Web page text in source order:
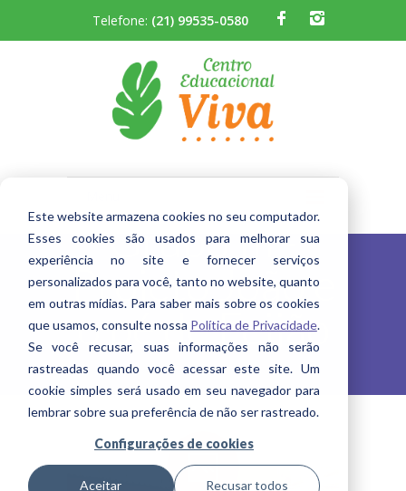
Este website armazena cookies no seu computador.
Esses cookies são usados ​​para melhorar sua
experiência no site e fornecer serviços
personalizados para você, tanto no website, quanto
em outras mídias. Para saber mais sobre os cookies
que usamos, consulte nossa Política de Privacidade.
Se você recusar, suas informações não serão
rastreadas quando você acessar este site. Um
cookie simples será usado em seu navegador para
lembrar sobre sua preferência de não ser rastreado.
Configurações de cookies
Aceitar Recusar todos
Telefone: (21) 99535-0580
A Escola
Quem Somos
Berçário
Infantil
Fundamental I
Horário
Integral
Grupo III -
Projeto João e
o pé de Feijão